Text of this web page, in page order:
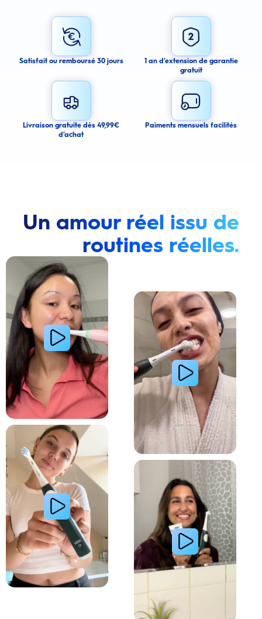
I agree to receive email alerts about this product.
By signing up for email alerts, you agree to receive email
communications regarding this product. We may use your email address
to send you email messages about product availability. We process your
personal data as stated in our Privacy Policy. You may withdraw your
consent or manage your email preferences at any time.
Cancel
Satisfait ou remboursé 30 jours
1 an d’extension de garantie
gratuit
Livraison gratuite dès 49,99€
d’achat
Paiments mensuels facilités
Un amour réel issu de
routines réelles.
Lire la vidéo : Une jeune femme montre comment elle a amélioré l’apparence de ses dents
Lire la vidéo : Une jeune femme partage sa
Lire la vidéo : La routine du matin d’une jeune femme avec le système de brosse à dents
Lire la vidéo : Le secret d’une jeune femme